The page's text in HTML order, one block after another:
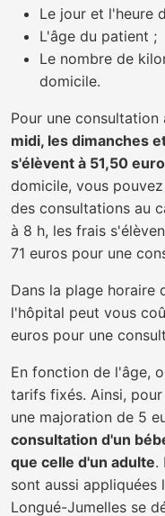
Le jour et l'heure
L'âge du patient ;
Le nombre de
domicile.
Pour une consultation
midi, les dimanches
s'élèvent à 51,50
domicile, vous
des consultations au
à 8 h, les frais
71 euros pour une
Dans la plage horaire
l'hôpital peut vous
euros pour une
En fonction de l'âge,
tarifs fixés. Ainsi,
une majoration de 5
consultation d'un
que celle d'un adulte.
sont aussi appliquées
Longué-Jumelles se